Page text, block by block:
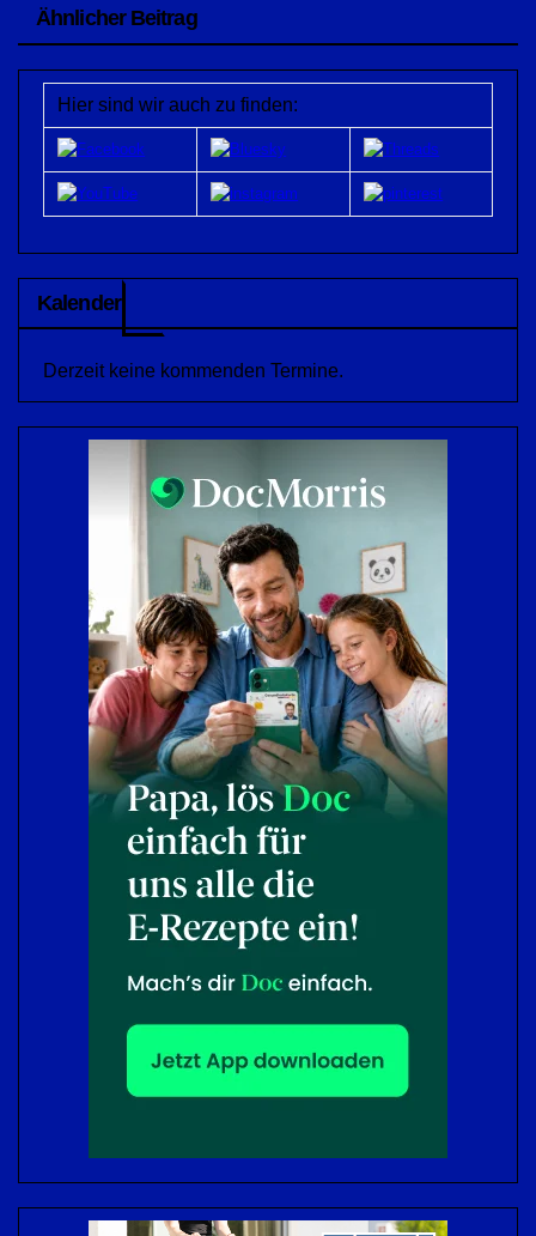
Ähnlicher Beitrag
Hier sind wir auch zu finden:
Kalender
Derzeit keine kommenden Termine.